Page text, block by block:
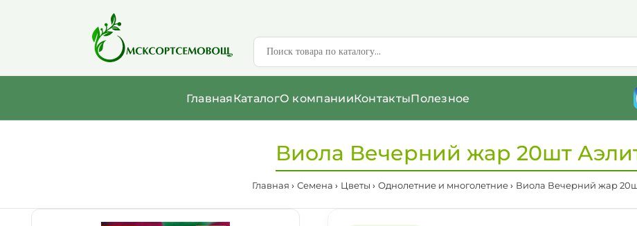
ГлавнаяКаталогО компанииКонтактыПолезное
Виола Вечерний жар 20шт
Главная Семена Цветы Однолетние и многолетние Виола Вечерний жар